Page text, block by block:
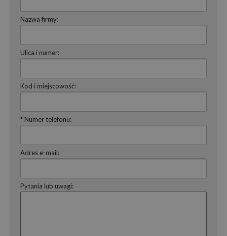
Nazwa firmy:
Ulica i numer:
Kod i miejscowość:
* Numer telefonu:
Adres e-mail:
Pytania lub uwagi: